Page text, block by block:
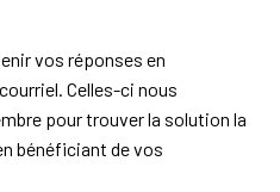
vos réponses en
Celles-ci nous
pour trouver la solution la
bénéficiant de vos